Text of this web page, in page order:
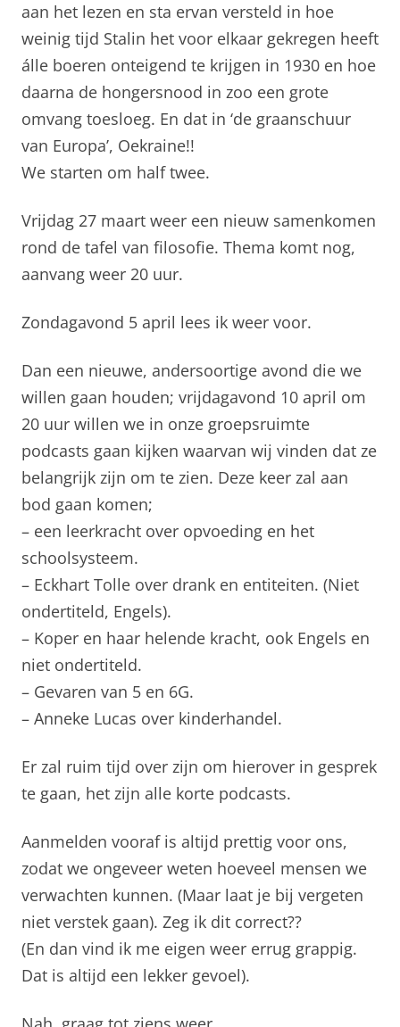
aan het lezen en sta ervan versteld in hoe
weinig tijd Stalin het voor elkaar gekregen heeft
álle boeren onteigend te krijgen in 1930 en hoe
daarna de hongersnood in zoo een grote
omvang toesloeg. En dat in ‘de graanschuur
van Europa’, Oekraine!!
We starten om half twee.
Vrijdag 27 maart weer een nieuw samenkomen
rond de tafel van filosofie. Thema komt nog,
aanvang weer 20 uur.
Zondagavond 5 april lees ik weer voor.
Dan een nieuwe, andersoortige avond die we
willen gaan houden; vrijdagavond 10 april om
20 uur willen we in onze groepsruimte
podcasts gaan kijken waarvan wij vinden dat ze
belangrijk zijn om te zien. Deze keer zal aan
bod gaan komen;
– een leerkracht over opvoeding en het
schoolsysteem.
– Eckhart Tolle over drank en entiteiten. (Niet
ondertiteld, Engels).
– Koper en haar helende kracht, ook Engels en
niet ondertiteld.
– Gevaren van 5 en 6G.
– Anneke Lucas over kinderhandel.
Er zal ruim tijd over zijn om hierover in gesprek
te gaan, het zijn alle korte podcasts.
Aanmelden vooraf is altijd prettig voor ons,
zodat we ongeveer weten hoeveel mensen we
verwachten kunnen. (Maar laat je bij vergeten
niet verstek gaan). Zeg ik dit correct??
(En dan vind ik me eigen weer errug grappig.
Dat is altijd een lekker gevoel).